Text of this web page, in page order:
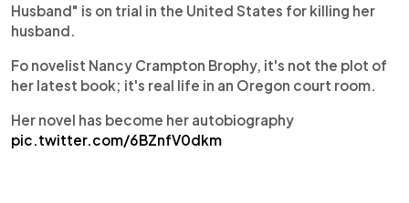
Husband" is on trial in the United States for killing her
husband.
Fo novelist Nancy Crampton Brophy, it's not the plot of
her latest book; it's real life in an Oregon court room.
Her novel has become her autobiography
pic.twitter.com/6BZnfV0dkm